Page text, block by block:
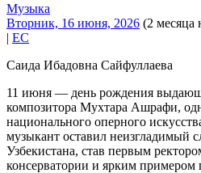
Музыка
Вторник, 16 июня, 2026 (2 месяца
| EC
Саида Ибадовна Сайфуллаева
11 июня — день рождения
композитора Мухтара Ашрафи,
национального оперного
музыкант оставил неизгладимый
Узбекистана, став первым
консерватории и ярким примером